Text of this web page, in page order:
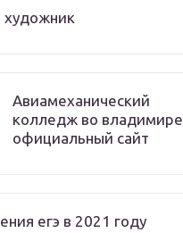
художник
Авиамеханический
колледж во владимире
официальный сайт
егэ в 2021 году